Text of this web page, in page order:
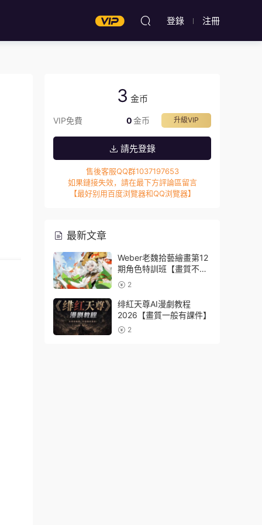
登錄 注冊
3 金币
VIP免費 升級VIP
0金币
請先登錄
售後客服QQ群1037197653
如果鏈接失效，請在最下方評論區留言
【最好别用百度浏覽器和QQ浏覽器】
最新文章
Weber老魏拾藝繪畫第12
期角色特訓班【畫質不錯
隻有視頻】
2
绯紅天尊AI漫劇教程
2026【畫質一般有課件】
2